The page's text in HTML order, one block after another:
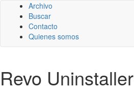
Archivo
Buscar
Contacto
Quienes somos
Revo Uninstaller